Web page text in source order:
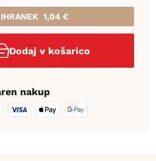
1,04 €
Dodaj v košarico
nakup